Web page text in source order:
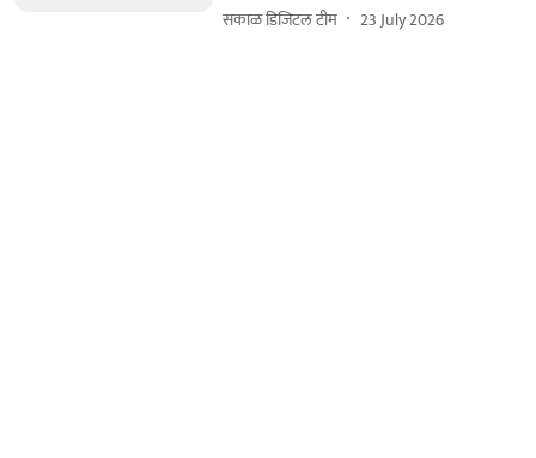
सकाळ डिजिटल टीम 23 July 2026